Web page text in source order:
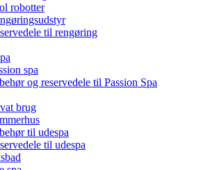
robotter
til rengøring
spa
og reservedele til Passion Spa
brug
til udespa
til udespa